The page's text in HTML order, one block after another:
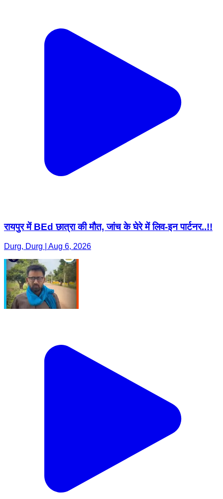
रायपुर में BEd छात्रा की मौत, जांच के घेरे में लिव-इन पार्टनर..!!
Durg, Durg | Aug 6, 2026